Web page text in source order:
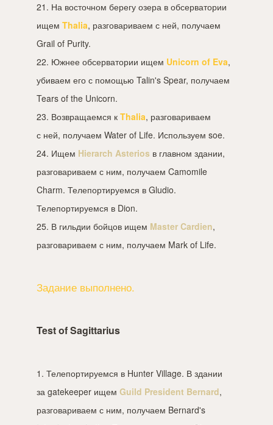
21. На восточном берегу озера в обсерватории
ищем Thalia, разговариваем с ней, получаем
Grail of Purity.
22. Южнее обсерватории ищем Unicorn of Eva,
убиваем его с помощью Talin's Spear, получаем
Tears of the Unicorn.
23. Возвращаемся к Thalia, разговариваем
с ней, получаем Water of Life. Используем soe.
24. Ищем Hierarch Asterios в главном здании,
разговариваем с ним, получаем Camomile
Charm. Телепортируемся в Gludio.
Телепортируемся в Dion.
25. В гильдии бойцов ищем Master Cardien,
разговариваем с ним, получаем Mark of Life.
Задание выполнено.
Test of Sagittarius
1. Телепортируемся в Hunter Village. В здании
за gatekeeper ищем Guild President Bernard,
разговариваем с ним, получаем Bernard's